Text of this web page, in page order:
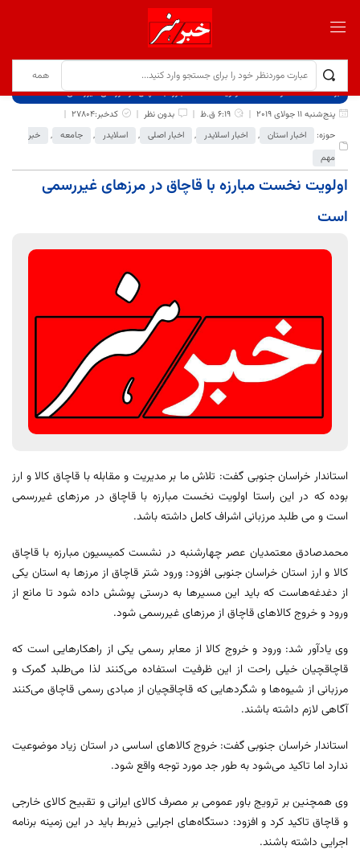
برگ نخست نوشته‌ها
اولویت نخست مبارزه با قاچاق در مرزهای غیررسمی است
پنج‌شنبه 11 جولای 2019
6:19 ق.ظ بدون نظر
کدخبر:27804
حوزه:
اخبار استان , اخبار اسلایدر , اخبار اصلی , اسلایدر , جامعه ,
خبر
مهم
اولویت نخست مبارزه با قاچاق در مرزهای غیررسمی
است
استاندار خراسان جنوبی گفت: تلاش ما بر مدیریت و مقابله با قاچاق کالا و ارز
بوده که در این راستا اولویت نخست مبارزه با قاچاق در مرزهای غیررسمی
است و می طلبد مرزبانی اشراف کامل داشته باشد.
محمدصادق معتمدیان عصر چهارشنبه در نشست کمیسیون مبارزه با قاچاق
کالا و ارز استان خراسان جنوبی افزود: ورود شتر قاچاق از مرزها به استان یکی
از دغدغه‌هاست که باید این مسیرها به درستی پوشش داده شود تا مانع از
ورود و خروج کالاهای قاچاق از مرزهای غیررسمی شود.
وی یادآور شد: ورود و خروج کالا از معابر رسمی یکی از راهکارهایی است که
قاچاقچیان خیلی راحت از این ظرفیت استفاده می‌کنند لذا می‌طلبد گمرک و
مرزبانی از شیوه‌ها و شگردهایی که قاچاقچیان از مبادی رسمی قاچاق می‌کنند
آگاهی لازم داشته باشند.
استاندار خراسان جنوبی گفت: خروج کالاهای اساسی در استان زیاد موضوعیت
ندارد اما تاکید می‌شود به طور جد مورد توجه واقع شود.
وی همچنین بر ترویج باور عمومی بر مصرف کالای ایرانی و تقبیح کالای خارجی
و قاچاق تاکید کرد و افزود: دستگاه‌های اجرایی ذیربط باید در این زمینه برنامه
اجرایی داشته باشند.